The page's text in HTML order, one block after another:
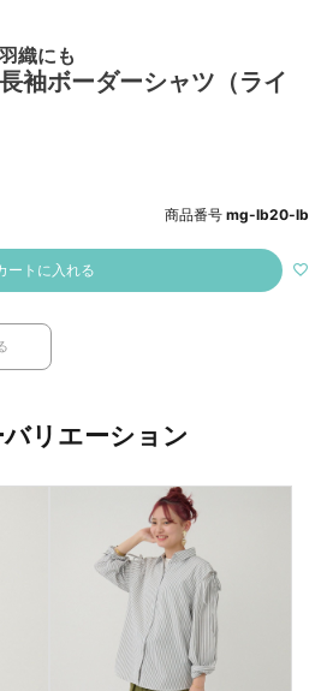
織にも
袖ボーダーシャツ（ライ
商品番号 mg-lb20-lb
ートに入れる
リエーション